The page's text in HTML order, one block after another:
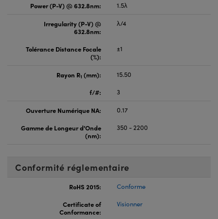
Power (P-V) @ 632.8nm:
1.5λ
Irregularity (P-V) @
632.8nm:
λ/4
Tolérance Distance Focale
(%):
±1
Rayon R1 (mm):
15.50
f/#:
3
Ouverture Numérique NA:
0.17
Gamme de Longeur d'Onde
(nm):
350 - 2200
Conformité réglementaire
RoHS 2015:
Conforme
Certificate of
Conformance:
Visionner